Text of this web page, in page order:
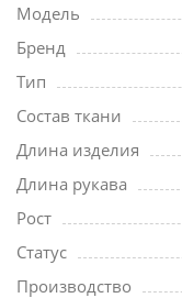
Модель
Бренд
Тип
Состав ткани
Длина изделия
Длина рукава
Рост
Статус
Производство